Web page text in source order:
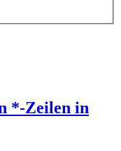
*-Zeilen in